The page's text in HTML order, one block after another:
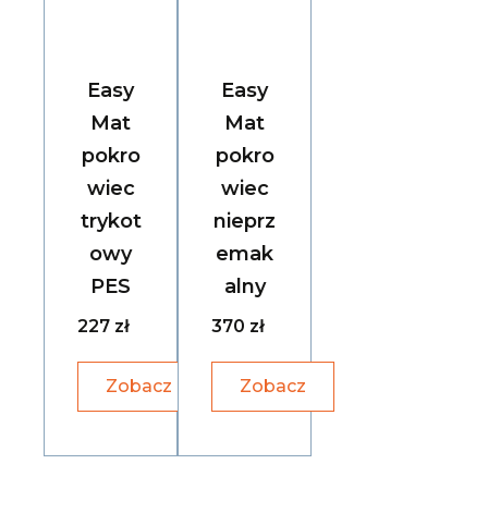
Easy
Mat
pokro
wiec
trykot
owy
PES
227 zł
Zobacz
Easy
Mat
pokro
wiec
nieprz
emak
alny
370 zł
Zobacz